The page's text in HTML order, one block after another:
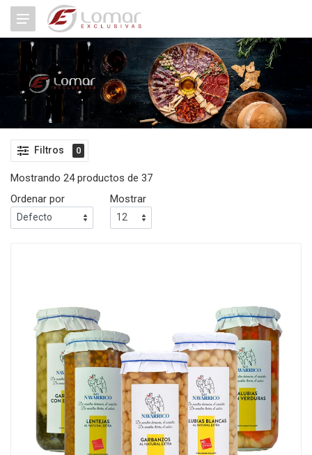
Filtros 0
Mostrando 24 productos de 37
Ordenar por
Mostrar